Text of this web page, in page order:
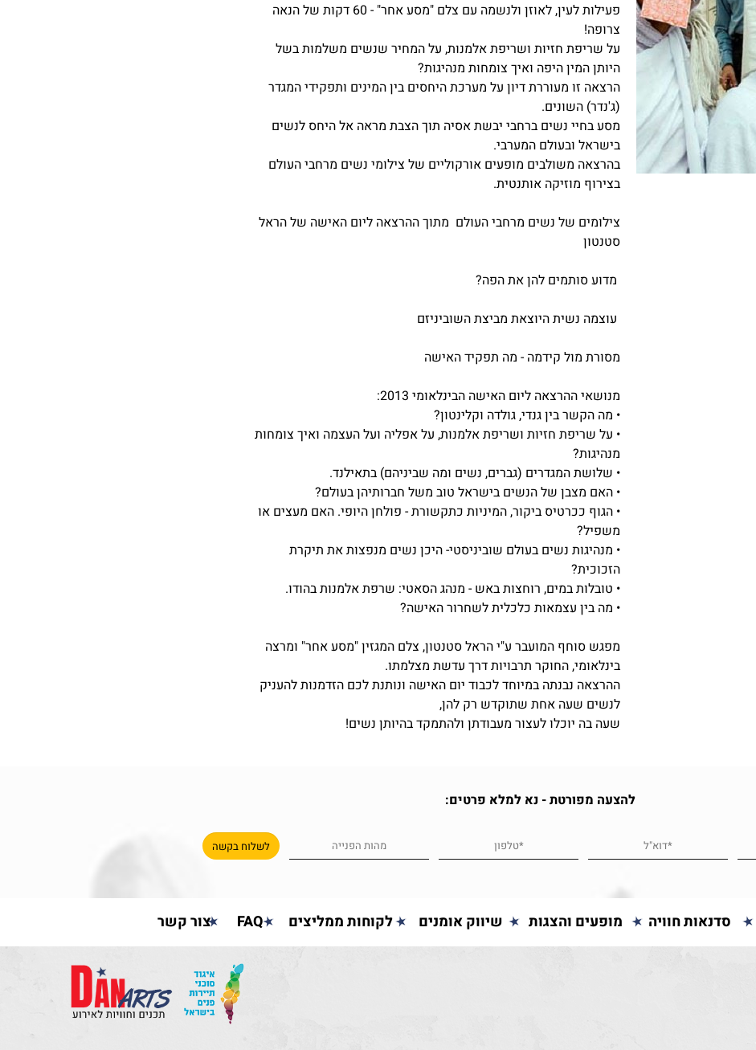
פעילות לעין, לאוזן ולנשמה עם צלם "מסע אחר" - 60 דקות של הנאה
צרופה!
על שריפת חזיות ושריפת אלמנות, על המחיר שנשים משלמות בשל
היותן המין היפה ואיך צומחות מנהיגות?
הרצאה זו מעוררת דיון על מערכת היחסים בין המינים ותפקידי המגדר
(ג'נדר) השונים.
מסע בחיי נשים ברחבי יבשת אסיה תוך הצבת מראה אל היחס לנשים
בישראל ובעולם המערבי.
בהרצאה משולבים מופעים אורקוליים של צילומי נשים מרחבי העולם
בצירוף מוזיקה אותנטית.
צילומים של נשים מרחבי העולם מתוך ההרצאה ליום האישה של הראל
סטנטון
מדוע סותמים להן את הפה?
עוצמה נשית היוצאת מביצת השוביניזם
מסורת מול קידמה - מה תפקיד האישה
מנושאי ההרצאה ליום האישה הבינלאומי 2013:
• מה הקשר בין גנדי, גולדה וקלינטון?
• על שריפת חזיות ושריפת אלמנות, על אפליה ועל העצמה ואיך צומחות
מנהיגות?
• שלושת המגדרים (גברים, נשים ומה שביניהם) בתאילנד.
• האם מצבן של הנשים בישראל טוב משל חברותיהן בעולם?
• הגוף ככרטיס ביקור, המיניות כתקשורת - פולחן היופי. האם מעצים או
משפיל?
• מנהיגות נשים בעולם שוביניסטי- היכן נשים מנפצות את תיקרת
הזכוכית?
• טובלות במים, רוחצות באש - מנהג הסאטי: שרפת אלמנות בהודו.
• מה בין עצמאות כלכלית לשחרור האישה?
מפגש סוחף המועבר ע"י הראל סטנטון, צלם המגזין "מסע אחר" ומרצה
בינלאומי, החוקר תרבויות דרך עדשת מצלמתו.
ההרצאה נבנתה במיוחד לכבוד יום האישה ונותנת לכם הזדמנות להעניק
לנשים שעה אחת שתוקדש רק להן,
שעה בה יוכלו לעצור מעבודתן ולהתמקד בהיותן נשים!
להצעה מפורטת - נא למלא פרטים:
סדנאות חוויה מופעים והצגות שיווק אומנים לקוחות ממליצים FAQ צור קשר